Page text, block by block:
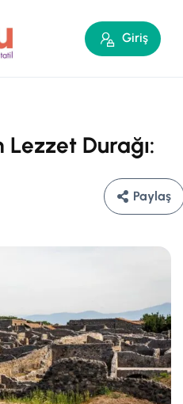
Giriş
Lezzet Durağı:
Paylaş